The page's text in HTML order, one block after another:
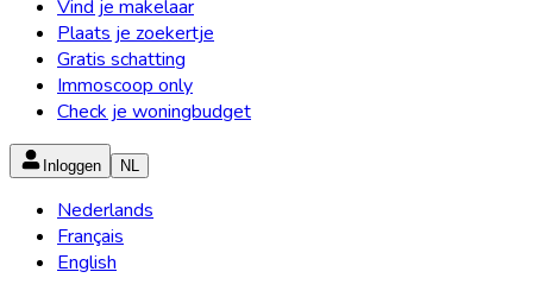
Vind je makelaar
Plaats je zoekertje
Gratis schatting
Immoscoop only
Check je woningbudget
Inloggen NL
Nederlands
Français
English